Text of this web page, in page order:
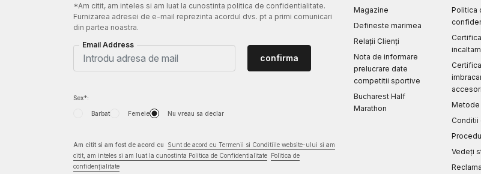
*Am citit, am inteles si am luat la cunostinta politica de confidentialitate.
Furnizarea adresei de e-mail reprezinta acordul dvs. pt a primi comunicari
din partea noastra.
Email Address
Sex*:
Barbat Femeie Nu vreau sa declar
confirma
Am citit si am fost de acord cu
Sunt de acord cu Termenii si Conditiile website-ului si am
citit, am inteles si am luat la cunostinta Politica de Confidentialitate Politica de
confidențialitate
Magazine
Defineste marimea
Relații Clienți
Nota de informare
prelucrare date
competitii sportive
Bucharest Half
Marathon
Politica
Metode
Conditii
Vedeți